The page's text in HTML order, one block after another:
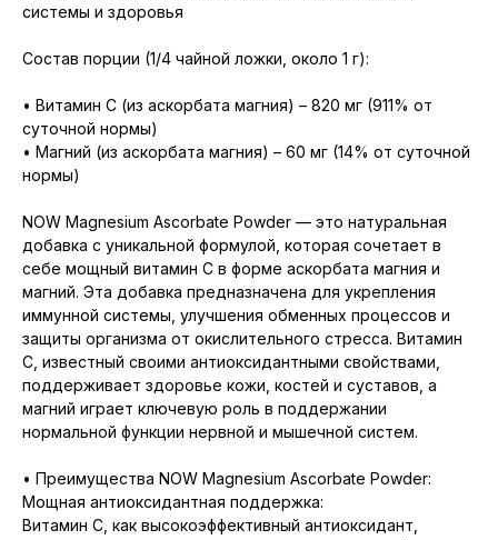
системы и здоровья
Состав порции (1/4 чайной ложки, около 1 г):
• Витамин C (из аскорбата магния) – 820 мг (911% от
суточной нормы)
• Магний (из аскорбата магния) – 60 мг (14% от суточной
нормы)
NOW Magnesium Ascorbate Powder — это натуральная
добавка с уникальной формулой, которая сочетает в
себе мощный витамин C в форме аскорбата магния и
магний. Эта добавка предназначена для укрепления
иммунной системы, улучшения обменных процессов и
защиты организма от окислительного стресса. Витамин
C, известный своими антиоксидантными свойствами,
поддерживает здоровье кожи, костей и суставов, а
магний играет ключевую роль в поддержании
нормальной функции нервной и мышечной систем.
• Преимущества NOW Magnesium Ascorbate Powder:
Мощная антиоксидантная поддержка:
Витамин C, как высокоэффективный антиоксидант,